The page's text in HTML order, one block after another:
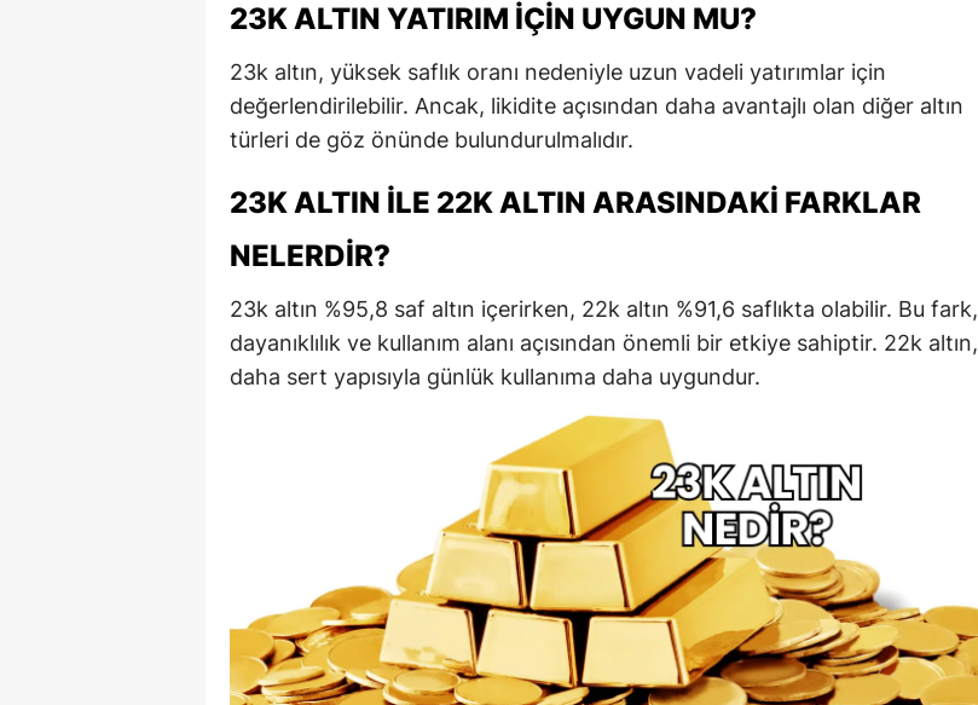
23K ALTIN YATIRIM İÇIN UYGUN MU?
23k altın, yüksek saflık oranı nedeniyle uzun vadeli yatırımlar için
değerlendirilebilir. Ancak, likidite açısından daha avantajlı olan diğer altın
türleri de göz önünde bulundurulmalıdır.
23K ALTIN ILE 22K ALTIN ARASINDAKI FARKLAR
NELERDIR?
23k altın %95,8 saf altın içerirken, 22k altın %91,6 saflıkta olabilir. Bu fark,
dayanıklılık ve kullanım alanı açısından önemli bir etkiye sahiptir. 22k altın,
daha sert yapısıyla günlük kullanıma daha uygundur.